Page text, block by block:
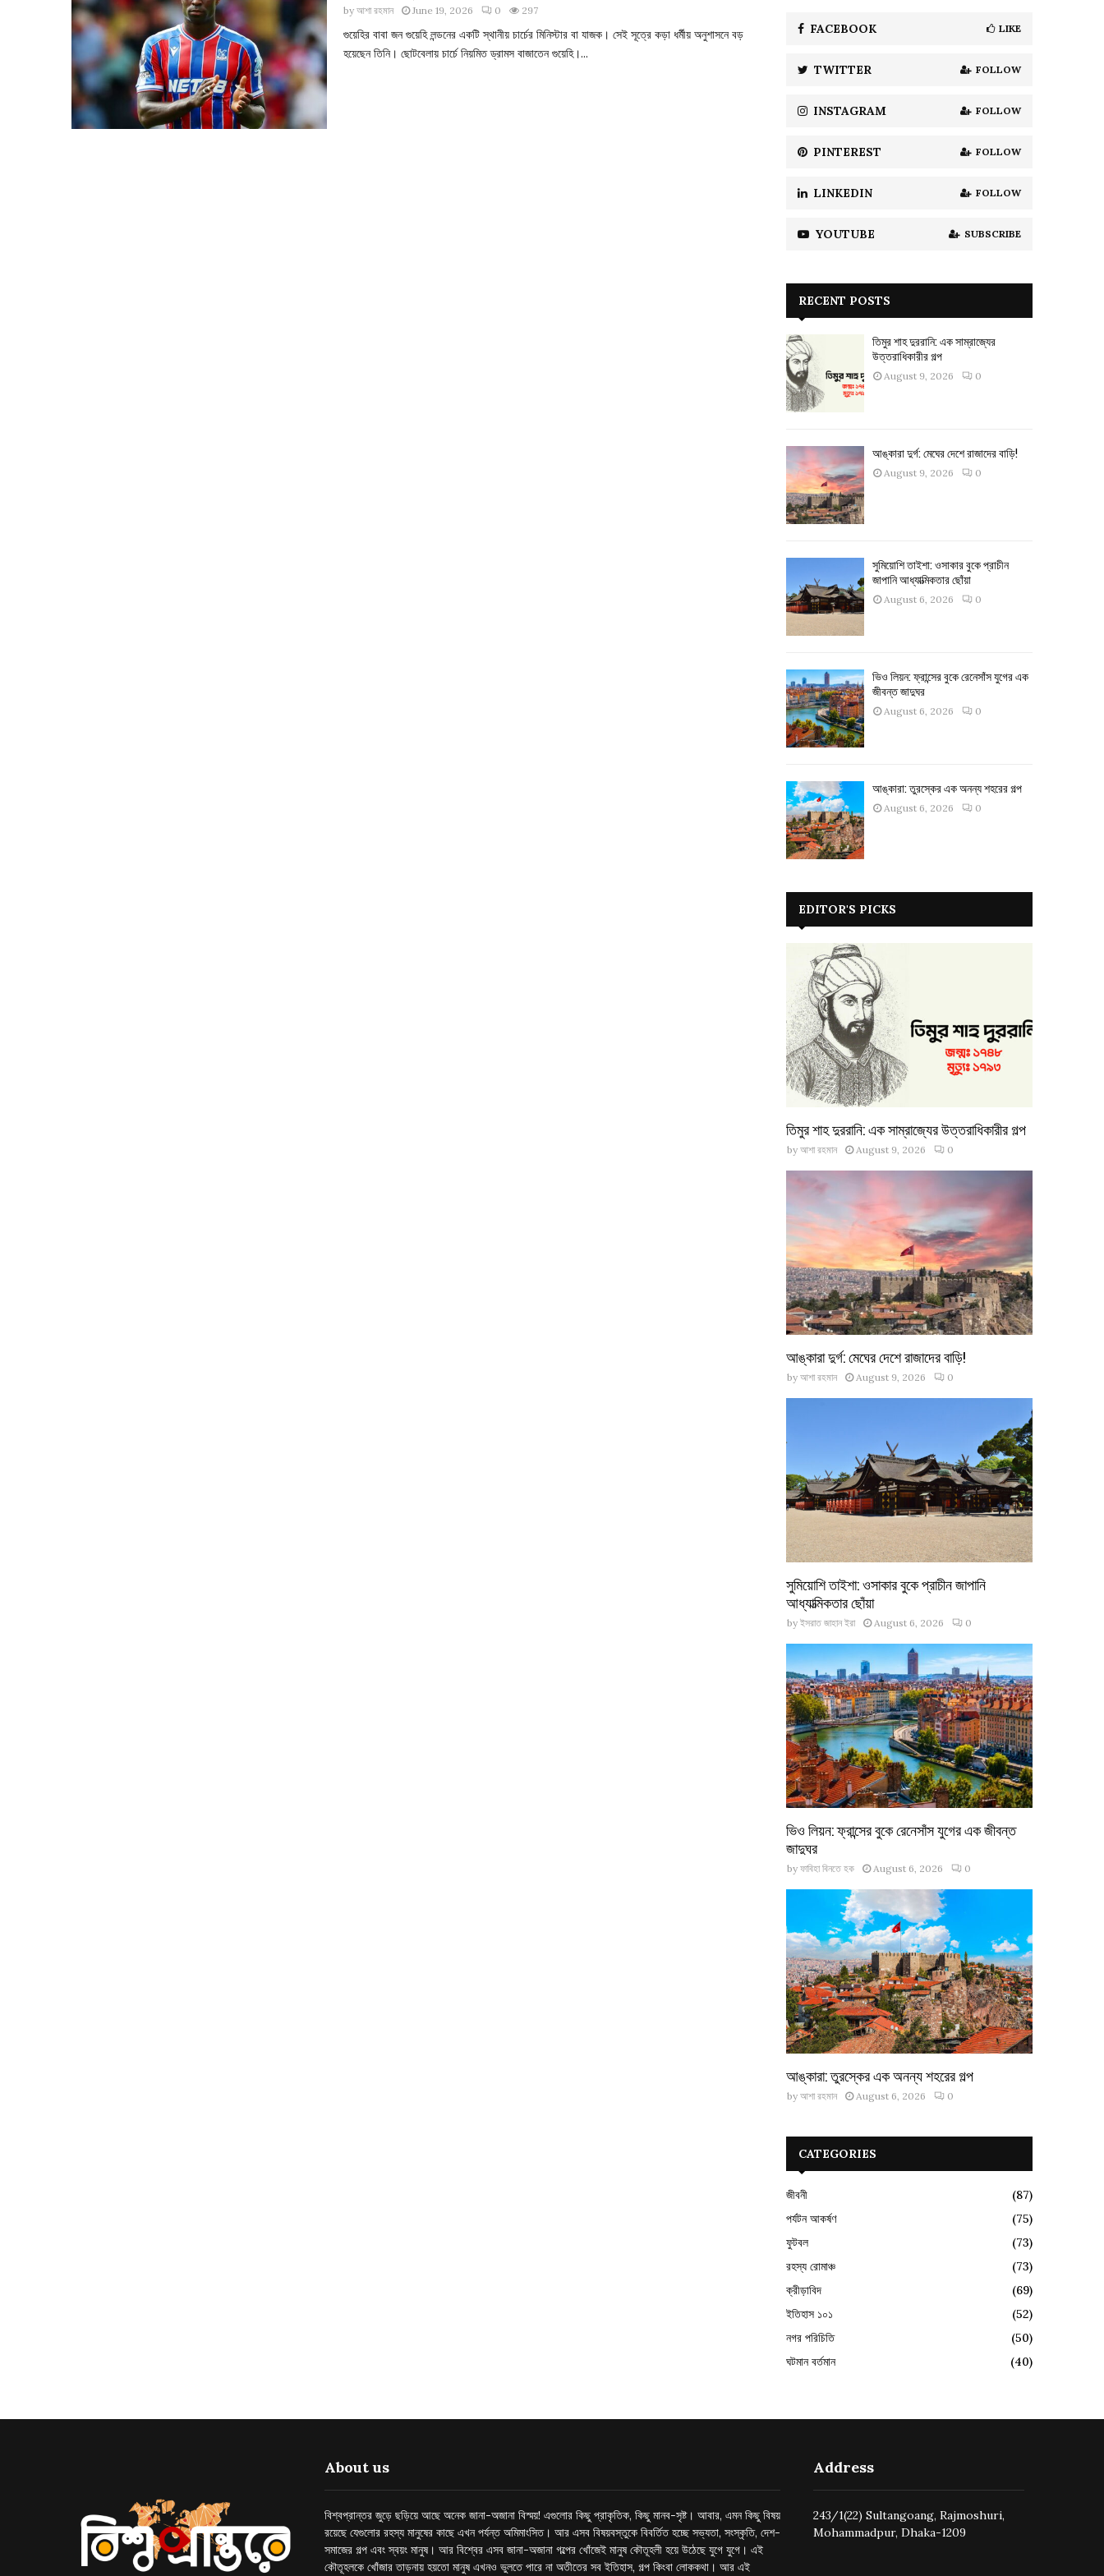
byআশা রহমান June 19, 2026 0 297
গুয়েহির বাবা জন গুয়েহি লন্ডনের একটি স্থানীয় চার্চের মিনিস্টার বা যাজক। সেই সূত্রে কড়া ধর্মীয় অনুশাসনে বড়
হয়েছেন তিনি। ছোটবেলায় চার্চে নিয়মিত ড্রামস বাজাতেন গুয়েহি।...
C
H
FACEBOOK LIKE
TWITTER FOLLOW
INSTAGRAM FOLLOW
PINTEREST FOLLOW
LINKEDIN FOLLOW
YOUTUBE SUBSCRIBE
RECENT POSTS
তিমুর শাহ দুররানি: এক সাম্রাজ্যের
উত্তরাধিকারীর গল্প
August 9, 2026 0
আঙ্কারা দুর্গ: মেঘের দেশে রাজাদের বাড়ি!
August 9, 2026 0
সুমিয়োশি তাইশা: ওসাকার বুকে প্রাচীন
জাপানি আধ্যাত্মিকতার ছোঁয়া
August 6, 2026 0
ভিও লিয়ন: ফ্রান্সের বুকে রেনেসাঁস যুগের এক
জীবন্ত জাদুঘর
August 6, 2026 0
আঙ্কারা: তুরস্কের এক অনন্য শহরের গল্প
August 6, 2026 0
EDITOR'S PICKS
তিমুর শাহ দুররানি: এক সাম্রাজ্যের উত্তরাধিকারীর গল্প
by আশা রহমান August 9, 2026 0
আঙ্কারা দুর্গ: মেঘের দেশে রাজাদের বাড়ি!
by আশা রহমান August 9, 2026 0
সুমিয়োশি তাইশা: ওসাকার বুকে প্রাচীন জাপানি
আধ্যাত্মিকতার ছোঁয়া
by ইসরাত জাহান ইরা August 6, 2026 0
ভিও লিয়ন: ফ্রান্সের বুকে রেনেসাঁস যুগের এক জীবন্ত
জাদুঘর
by ফাবিহা বিনতে হক August 6, 2026 0
আঙ্কারা: তুরস্কের এক অনন্য শহরের গল্প
by আশা রহমান August 6, 2026 0
CATEGORIES
জীবনী
(87)
পর্যটন আকর্ষণ
(75)
ফুটবল
(73)
রহস্য রোমাঞ্চ
(73)
ক্রীড়াবিদ
(69)
ইতিহাস ১০১
(52)
নগর পরিচিতি
(50)
ঘটমান বর্তমান
(40)
About us
বিশ্বপ্রান্তর জুড়ে ছড়িয়ে আছে অনেক জানা-অজানা বিস্ময়! এগুলোর কিছু প্রাকৃতিক, কিছু মানব-সৃষ্ট। আবার, এমন কিছু বিষয়
রয়েছে যেগুলোর রহস্য মানুষের কাছে এখন পর্যন্ত অমিমাংসিত। আর এসব বিষয়বস্তুকে বিবর্তিত হচ্ছে সভ্যতা, সংস্কৃতি, দেশ-
সমাজের গল্প এবং স্বয়ং মানুষ। আর বিশ্বের এসব জানা-অজানা গল্পের খোঁজেই মানুষ কৌতূহলী হয়ে উঠেছে যুগে যুগে। এই
কৌতূহলকে খোঁজার তাড়নায় হয়তো মানুষ এখনও ভুলতে পারে না অতীতের সব ইতিহাস, গল্প কিংবা লোককথা। আর এই
Address
243/1(22) Sultangoang, Rajmoshuri,
Mohammadpur, Dhaka-1209